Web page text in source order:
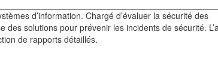
d’information. Chargé d’évaluer la sécurité des
des solutions pour prévenir les incidents de sécurité.
de rapports détaillés.